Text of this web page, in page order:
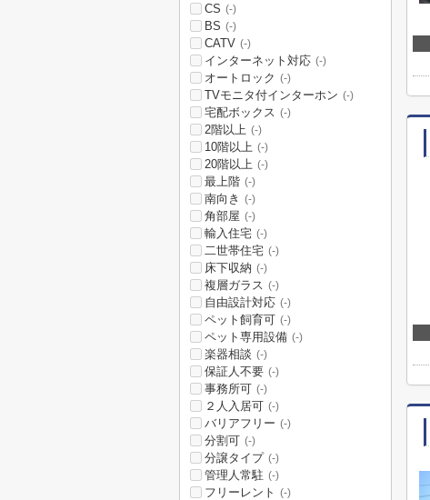
CS (-)
BS (-)
CATV (-)
インターネット対応 (-)
オートロック (-)
TVモニタ付インターホン (-)
宅配ボックス (-)
2階以上 (-)
10階以上 (-)
20階以上 (-)
最上階 (-)
南向き (-)
角部屋 (-)
輸入住宅 (-)
二世帯住宅 (-)
床下収納 (-)
複層ガラス (-)
自由設計対応 (-)
ペット飼育可 (-)
ペット専用設備 (-)
楽器相談 (-)
保証人不要 (-)
事務所可 (-)
２人入居可 (-)
バリアフリー (-)
分割可 (-)
分譲タイプ (-)
管理人常駐 (-)
フリーレント (-)